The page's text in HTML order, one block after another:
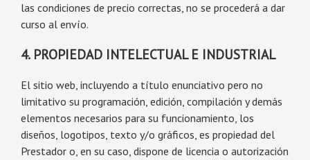
las condiciones de precio correctas, no se procederá a dar
curso al envío.
4. PROPIEDAD INTELECTUAL E INDUSTRIAL
El sitio web, incluyendo a título enunciativo pero no
limitativo su programación, edición, compilación y demás
elementos necesarios para su funcionamiento, los
diseños, logotipos, texto y/o gráficos, es propiedad del
Prestador o, en su caso, dispone de licencia o autorización